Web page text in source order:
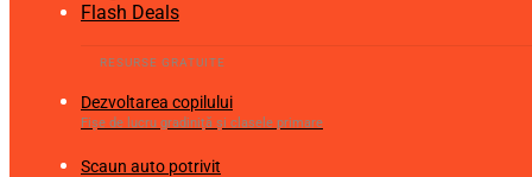
Flash Deals
Dezvoltarea copilului
Fișe de lucru gradiniță și clasele primare
Scaun auto potrivit